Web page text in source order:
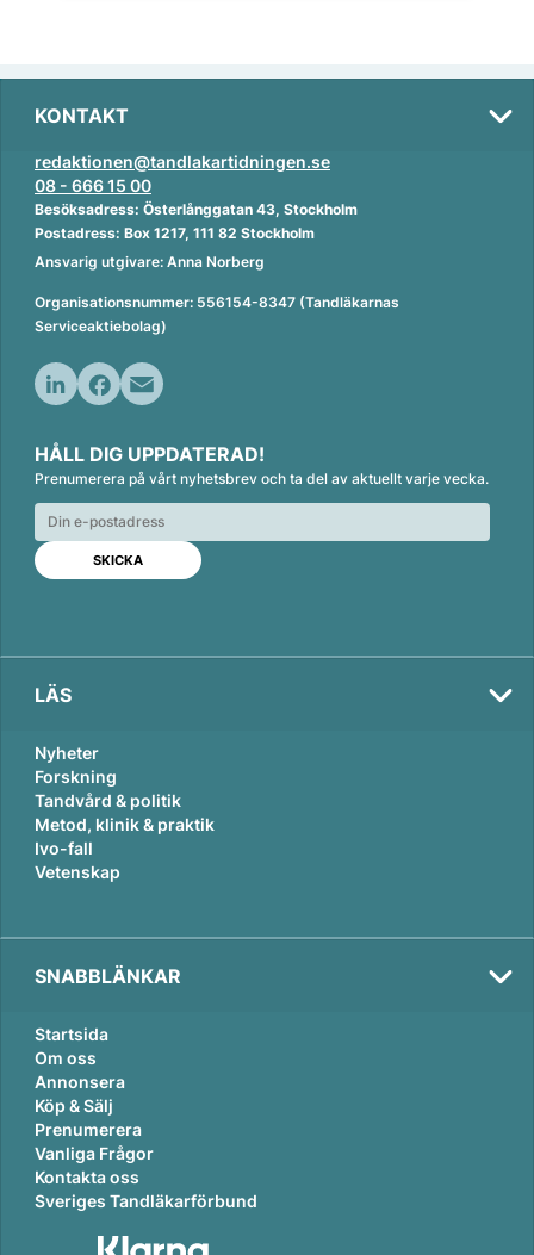
KONTAKT
redaktionen@tandlakartidningen.se
08 - 666 15 00
Besöksadress: Österlånggatan 43, Stockholm
Postadress: Box 1217, 111 82 Stockholm
Ansvarig utgivare: Anna Norberg
Organisationsnummer: 556154-8347 (Tandläkarnas
Serviceaktiebolag)
n
k
e
d
n
c
e
b
o
o
k
a
i
l
HÅLL DIG UPPDATERAD!
Prenumerera på vårt nyhetsbrev och ta del av aktuellt varje vecka.
LÄS
Nyheter
Forskning
Tandvård & politik
Metod, klinik & praktik
Ivo-fall
Vetenskap
SNABBLÄNKAR
Startsida
Om oss
Annonsera
Köp & Sälj
Prenumerera
Vanliga Frågor
Kontakta oss
Sveriges Tandläkarförbund